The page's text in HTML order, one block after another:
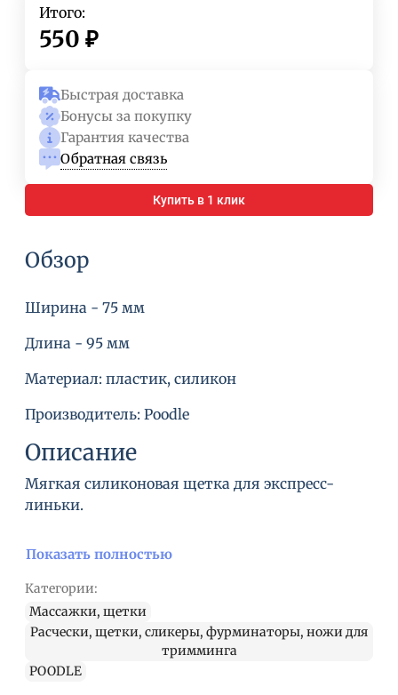
Итого:
550 ₽
Быстрая доставка
Бонусы за покупку
Гарантия качества
Обратная связь
Купить в 1 клик
Обзор
Ширина - 75 мм
Длина - 95 мм
Материал: пластик, силикон
Производитель: Poodle
Описание
Мягкая силиконовая щетка для экспресс-
линьки.
Показать полностью
Категории:
Массажки, щетки
Расчески, щетки, сликеры, фурминаторы, ножи для
тримминга
POODLE